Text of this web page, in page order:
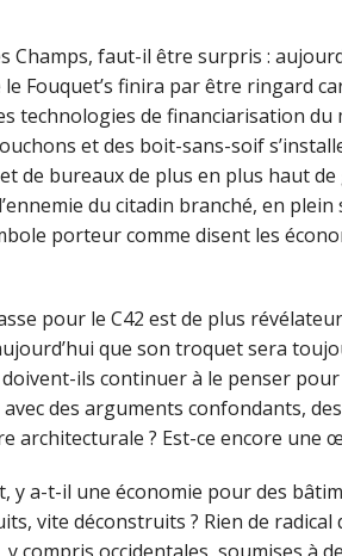
Champs, faut-il être surpris :
Fouquet’s finira par être ringard
technologies de financiarisation du
et des boit-sans-soif
de bureaux de plus en plus haut
du citadin branché, en plein
porteur comme disent les
pour le C42 est de plus
que son troquet sera
ils continuer à le penser
des arguments confondants,
architecturale ? Est-ce encore une
y a-t-il une économie pour des
vite déconstruits ? Rien de radical